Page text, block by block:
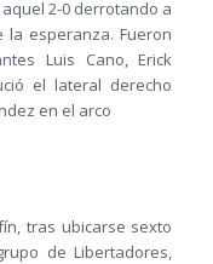
2-0 derrotando a
esperanza. Fueron
Luis Cano, Erick
el lateral derecho
en el arco
tras ubicarse sexto
de Libertadores,